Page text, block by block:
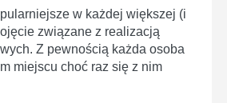
w każdej większej (i
związane z realizacją
Z pewnością każda osoba
miejscu choć raz się z nim